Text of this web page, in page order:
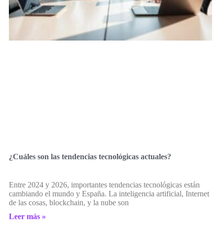
¿Cuáles son las tendencias tecnológicas actuales?
Entre 2024 y 2026, importantes tendencias tecnológicas están
cambiando el mundo y España. La inteligencia artificial, Internet
de las cosas, blockchain, y la nube son
Leer más »